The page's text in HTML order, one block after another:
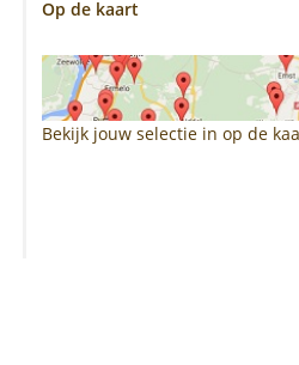
Op de kaart
Bekijk jouw selectie inop de